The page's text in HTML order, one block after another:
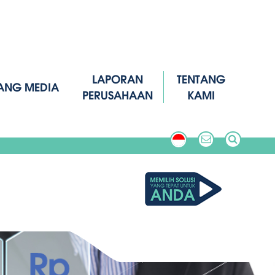
MEDIA
LAPORAN
PERUSAHAAN
TENTANG
KAMI